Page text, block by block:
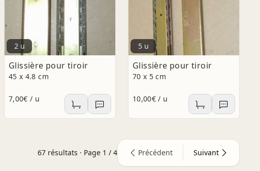
2 u
Glissière pour tiroir
45 x 4.8 cm
7,00€ / u
5 u
Glissière pour tiroir
70 x 5 cm
10,00€ / u
67 résultats · Page 1 / 4 Précédent Suivant